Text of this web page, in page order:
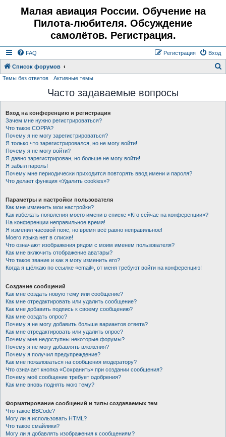
Малая авиация России. Обучение на
Пилота-любителя. Обсуждение
самолётов. Регистрация.
FAQ Вход
Регистрация
Список форумов
с
Темы без ответов Активные темы
Часто задаваемые вопросы
Вход на конференцию и регистрация
Зачем мне нужно регистрироваться?
Что такое COPPA?
Почему я не могу зарегистрироваться?
Я только что зарегистрировался, но не могу войти!
Почему я не могу войти?
Я давно зарегистрирован, но больше не могу войти!
Я забыл пароль!
Почему мне периодически приходится повторять ввод имени и пароля?
Что делает функция «Удалить cookies»?
Параметры и настройки пользователя
Как мне изменить мои настройки?
Как избежать появления моего имени в списке «Кто сейчас на конференции»?
На конференции неправильное время!
Я изменил часовой пояс, но время всё равно неправильное!
Моего языка нет в списке!
Что означают изображения рядом с моим именем пользователя?
Как мне включить отображение аватары?
Что такое звание и как я могу изменить его?
Когда я щёлкаю по ссылке «email», от меня требуют войти на конференцию!
Создание сообщений
Как мне создать новую тему или сообщение?
Как мне отредактировать или удалить сообщение?
Как мне добавить подпись к своему сообщению?
Как мне создать опрос?
Почему я не могу добавить больше вариантов ответа?
Как мне отредактировать или удалить опрос?
Почему мне недоступны некоторые форумы?
Почему я не могу добавлять вложения?
Почему я получил предупреждение?
Как мне пожаловаться на сообщения модератору?
Что означает кнопка «Сохранить» при создании сообщения?
Почему моё сообщение требует одобрения?
Как мне вновь поднять мою тему?
Форматирование сообщений и типы создаваемых тем
Что такое BBCode?
Могу ли я использовать HTML?
Что такое смайлики?
Могу ли я добавлять изображения к сообщениям?